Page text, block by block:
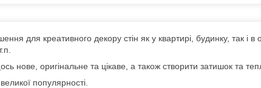
для креативного декору стін як у квартирі, будинку, так і в
нове, оригінальне та цікаве, а також створити затишок та
популярності.